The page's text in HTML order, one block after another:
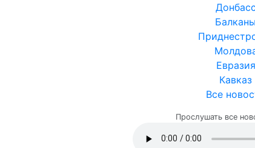
Донбасс
Балканы
Евразия
Кавказ
Все
Прослушать все